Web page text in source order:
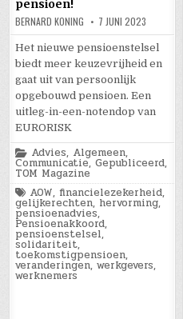
pensioen!
BERNARD KONING 7 JUNI 2023
Het nieuwe pensioenstelsel
biedt meer keuzevrijheid en
gaat uit van persoonlijk
opgebouwd pensioen. Een
uitleg-in-een-notendop van
EURORISK
Posted
in
Advies, Algemeen,
Communicatie,Gepubliceerd,
TOM Magazine
Tagged
AOW,financielezekerheid,
gelijkerechten, hervorming,
pensioenadvies,
Pensioenakkoord,
pensioenstelsel,
solidariteit,
toekomstigpensioen,
veranderingen,werkgevers,
werknemers